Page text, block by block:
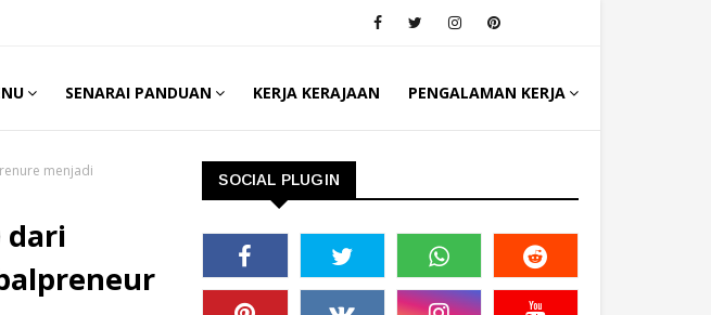
SENARAI PANDUAN KERJA KERAJAAN PENGALAMAN KERJA
menjadi
dari
SOCIAL PLUGIN